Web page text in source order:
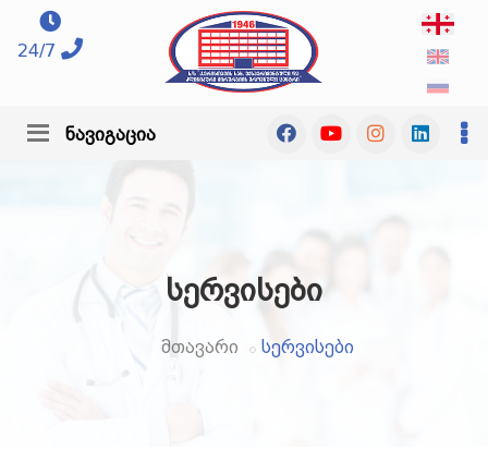
24/7
ნავიგაცია
სერვისები
მთავარი სერვისები